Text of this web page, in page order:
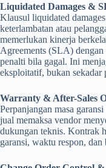
Liquidated Damages &
Klausul liquidated
keterlambatan atau
memerlukan kinerja
Agreements (SLA)
penalti bila gagal. Ini
eksploitatif, bukan sekadar
Warranty & After-Sales
Perpanjangan masa
jual memaksa vendor
dukungan teknis. Kontrak
garansi, waktu respon,